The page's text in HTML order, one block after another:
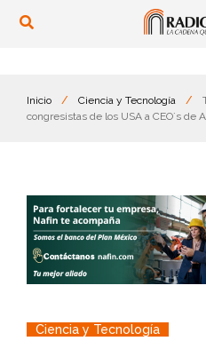
Inicio / Ciencia y Tecnología /
congresistas de los USA a CEO´s de
Ciencia y Tecnología